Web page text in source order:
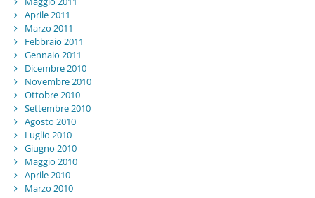
Aprile 2011
Marzo 2011
Febbraio 2011
Gennaio 2011
Dicembre 2010
Novembre 2010
Ottobre 2010
Settembre 2010
Agosto 2010
Luglio 2010
Giugno 2010
Maggio 2010
Aprile 2010
Marzo 2010